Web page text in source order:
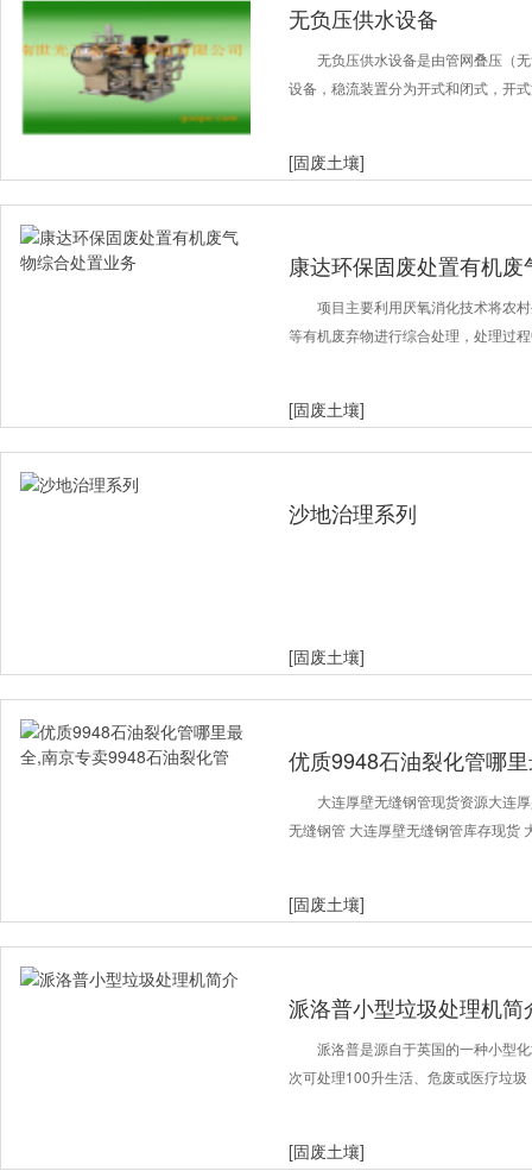
无负压供水设备
无负压供水设备是由管网叠压（
设备，稳流装置分为开式和闭式，开
[固废土壤]
康达环保固废处置有机
项目主要利用厌氧消化技术将农
等有机废弃物进行综合处理，处理过
[固废土壤]
沙地治理系列
[固废土壤]
优质9948石油裂化管哪
化管大连厚壁无缝钢管现货资源大连
无缝钢管 大连厚壁无缝钢管库存现货
[固废土壤]
派洛普小型垃圾处理机简
派洛普是源自于英国的一种小型
次可处理100升生活、危废或医疗垃
[固废土壤]